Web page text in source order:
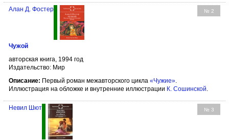
№ 2
Алан Д. Фостер
Чужой
авторская книга, 1994 год
Издательство: Мир
Описание: Первый роман межавторского цикла «Чужие».
Иллюстрация на обложке и внутренние иллюстрации К. Сошинской.
№ 3
Невил Шют